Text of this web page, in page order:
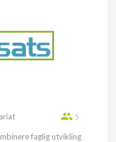
5
faglig utvikling